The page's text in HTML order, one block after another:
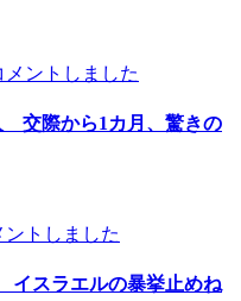
ントしました
交際から1カ月、驚きの
ントしました
イスラエルの暴挙止めね